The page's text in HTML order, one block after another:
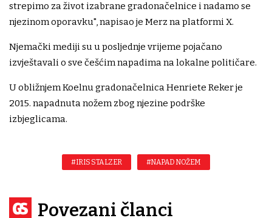
strepimo za život izabrane gradonačelnice i nadamo se
njezinom oporavku", napisao je Merz na platformi X.
Njemački mediji su u posljednje vrijeme pojačano
izvještavali o sve češćim napadima na lokalne političare.
U obližnjem Koelnu gradonačelnica Henriete Reker je
2015. napadnuta nožem zbog njezine podrške
izbjeglicama.
#IRIS STALZER #NAPAD NOŽEM
Povezani članci